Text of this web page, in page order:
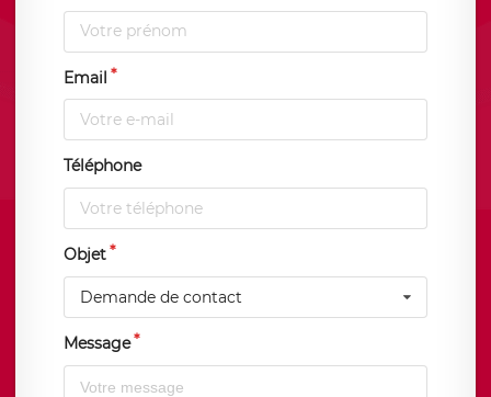
Email
Téléphone
Objet
Demande de contact
Message